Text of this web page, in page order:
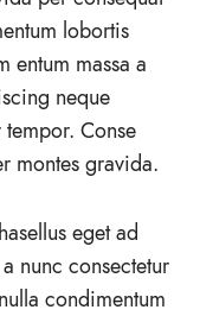
lobortis
entum massa a
neque
Conse
montes gravida.
eget ad
nunc consectetur
condimentum